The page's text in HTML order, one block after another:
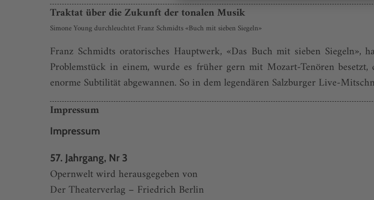
Traktat über die Zukunft der tonalen Musik
Simone Young durchleuchtet Franz Schmidts «Buch mit sieben Siegeln»
Franz Schmidts oratorisches Hauptwerk, «Das Buch mit sieben Siegeln»,
Problemstück in einem, wurde es früher gern mit Mozart-Tenören
enorme Subtilität abgewannen. So in dem legendären Salzburger Live-
Impressum
Impressum
57. Jahrgang, Nr 3
Opernwelt wird herausgegeben von
Der Theaterverlag – Friedrich Berlin